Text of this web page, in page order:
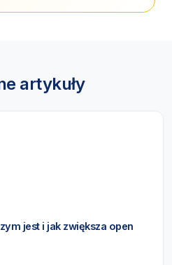
artykuły
jest i jak zwiększa open